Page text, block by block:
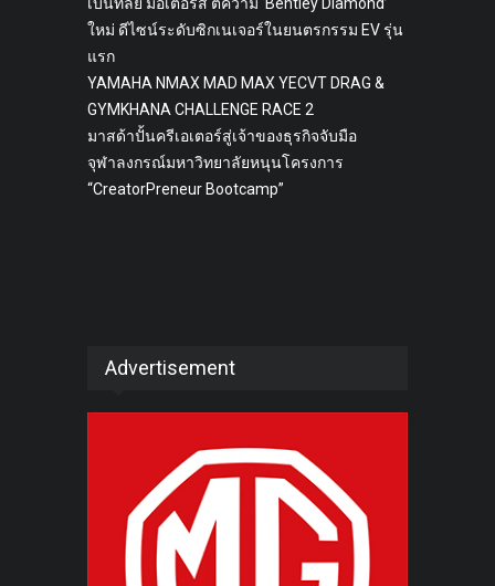
ใหม่ ดีไซน์ระดับซิกเนเจอร์ในยนตรกรรม EV รุ่น
แรก
YAMAHA NMAX MAD MAX YECVT DRAG &
GYMKHANA CHALLENGE RACE 2
มาสด้าปั้นครีเอเตอร์สู่เจ้าของธุรกิจจับมือ
จุฬาลงกรณ์มหาวิทยาลัยหนุนโครงการ
“CreatorPreneur Bootcamp”
Advertisement